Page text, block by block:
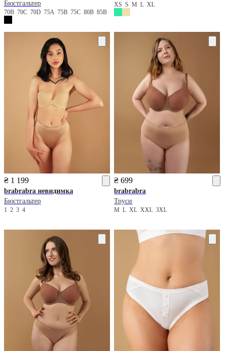
Бюстгальтер
70B 70C 70D 75A 75B 75C 80B 85B
XSSMLXL
₴ 1 199
brabrabra невидимка
Бюстгальтер
1 2 3 4
₴ 699
brabrabra
Труси
MLXLXXL3XL